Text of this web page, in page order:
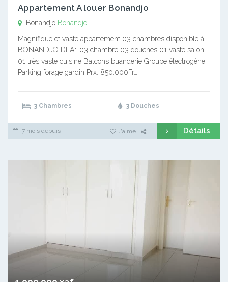
Appartement A louer Bonandjo
Bonandjo Bonandjo
Magnifique et vaste appartement 03 chambres disponible à
BONANDJO DLA1 03 chambre 03 douches 01 vaste salon
01 très vaste cuisine Balcons buanderie Groupe électrogène
Parking forage gardin Prx: 850.000Fr…
3 Chambres 3 Douches
7 mois depuis J'aime Détails